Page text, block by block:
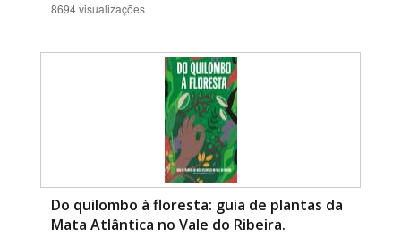
8694 visualizações
Do quilombo à floresta: guia de plantas da
Mata Atlântica no Vale do Ribeira.